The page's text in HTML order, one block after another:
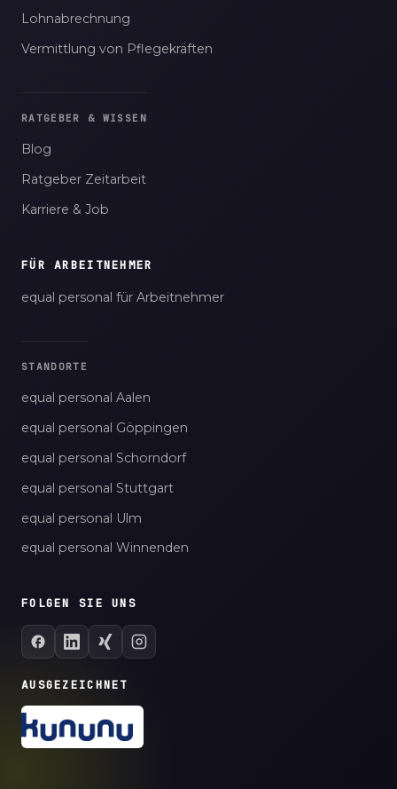
Lohnabrechnung
Vermittlung von Pflegekräften
RATGEBER & WISSEN
Blog
Ratgeber Zeitarbeit
Karriere & Job
FÜR ARBEITNEHMER
equal personal für Arbeitnehmer
STANDORTE
equal personal Aalen
equal personal Göppingen
equal personal Schorndorf
equal personal Stuttgart
equal personal Ulm
equal personal Winnenden
FOLGEN SIE UNS
AUSGEZEICHNET